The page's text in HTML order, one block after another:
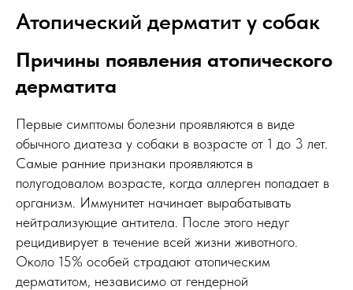
Атопический дерматит у собак
Причины появления атопического
дерматита
Первые симптомы болезни проявляются в виде
обычного диатеза у собаки в возрасте от 1 до 3 лет.
Самые ранние признаки проявляются в
полугодовалом возрасте, когда аллерген попадает в
организм. Иммунитет начинает вырабатывать
нейтрализующие антитела. После этого недуг
рецидивирует в течение всей жизни животного.
Около 15% особей страдают атопическим
дерматитом, независимо от гендерной